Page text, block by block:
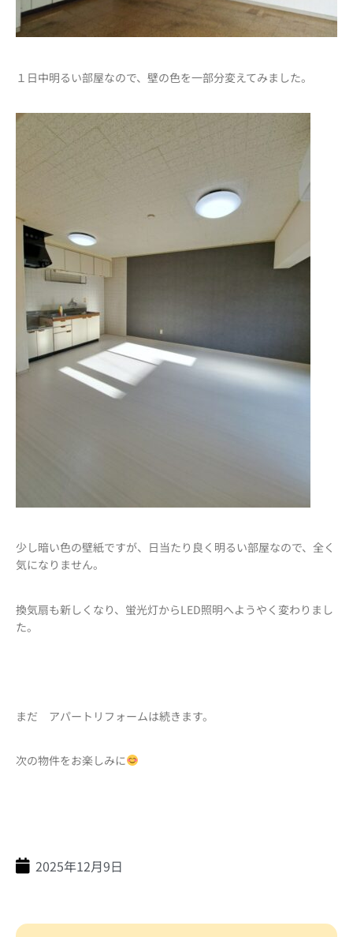
１日中明るい部屋なので、壁の色を一部分変えてみました。
少し暗い色の壁紙ですが、日当たり良く明るい部屋なので、全く
気になりません。
換気扇も新しくなり、蛍光灯からLED照明へようやく変わりまし
た。
まだ アパートリフォームは続きます。
次の物件をお楽しみに
2025年12月9日